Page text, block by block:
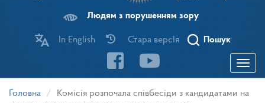
Людям з порушенням зору
In English Стара версІя Пошук
Toggle
Головна
Комісія розпочала співбесіди з кандидатами на